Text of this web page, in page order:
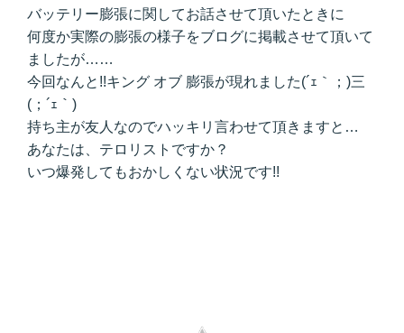
バッテリー膨張に関してお話させて頂いたときに
何度か実際の膨張の様子をブログに掲載させて頂いて
ましたが……
今回なんと!!キング オブ 膨張が現れました(´ｪ｀；)三
(；´ｪ｀)
持ち主が友人なのでハッキリ言わせて頂きますと…
あなたは、テロリストですか？
いつ爆発してもおかしくない状況です!!